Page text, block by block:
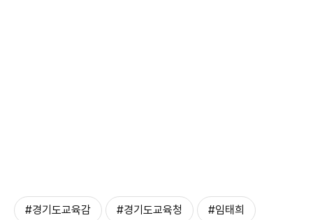
#경기도교육감 #경기도교육청 #임태희